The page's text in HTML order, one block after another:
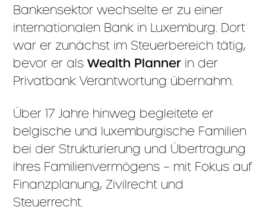
Bankensektor wechselte er zu einer
internationalen Bank in Luxemburg. Dort
war er zunächst im Steuerbereich tätig,
bevor er alsWealth Planner in der
Privatbank Verantwortung übernahm.
Über 17 Jahre hinweg begleitete er
belgische und luxemburgische Familien
bei der Strukturierung und Übertragung
ihres Familienvermögens – mit Fokus auf
Finanzplanung, Zivilrecht und
Steuerrecht.